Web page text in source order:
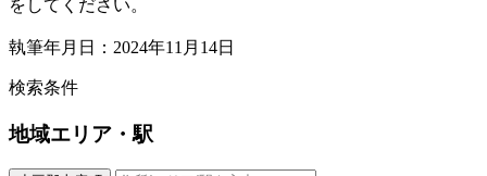
をしてください。
執筆年月日：2024年11月14日
検索条件
地域エリア・駅